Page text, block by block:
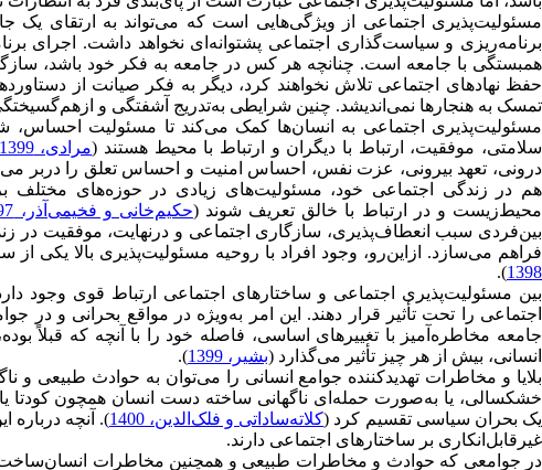
مسئولیت‌پذیری اجتماعی از ویژگی‌هایی است که می‌تواند به ارتقای یک
برنامه‌ریزی و سیاست‌گذاری اجتماعی پشتوانه‌ای نخواهد داشت. اجرای
همبستگی با جامعه است. چنانچه هر کس در جامعه به فکر خود باشد،
حفظ نهادهای اجتماعی تلاش نخواهند کرد، دیگر به فکر صیانت از
تمسک به هنجارها نمی‌اندیشد. چنین شرایطی به‌تدریج آشفتگی و
مسئولیت‌پذیری اجتماعی به انسان‌ها کمک می‌کند تا مسئولیت احساس،
سلامتی، موفقیت، ارتباط با دیگران و ارتباط با محیط هستند (مرادی، 1399
درونی، تعهد بیرونی، عزت نفس، احساس امنیت و احساس تعلق را دربر
هم در زندگی اجتماعی خود، مسئولیت‌های زیادی در حوزه‌های مختلف بر
محیط‌زیست و در ارتباط با خالق تعریف شوند (حکیم‌خانی و فخیمی‌آذر، 1397
بین‌فردی سبب انعطاف‌پذیری، سازگاری اجتماعی و درنهایت، موفقیت در
فراهم می‌سازد. ازاین‌رو، وجود افراد با روحیه مسئولیت‌پذیری بالا یکی
1398
).
بین مسئولیت‌پذیری اجتماعی و ساختارهای اجتماعی ارتباط قوی وجود
اجتماعی را تحت تأثیر قرار دهند. این امر به‌ویژه در مواقع بحرانی و
جامعه مخاطره‌آمیز با تغییرهای اساسی، فاصله خود را با آنچه که قبلاً
انسانی، بیش از هر چیز تأثیر می‌گذارد (بشیر، 1399
).
بلایا و مخاطرات تهدید‌کننده جوامع انسانی را می‌توان به حوادث
خشکسالی، یا به‌صورت حمله‌ای ناگهانی ساخته دست انسان همچون کودتا
یک بحران سیاسی تقسیم کرد (کلاته‌ساداتی و فلک‌الدین، 1400
). آنچه
غیرقابل‌انکاری بر ساختارهای اجتماعی دارند.
در جوامعی که حوادث و مخاطرات طبیعی و همچنین مخاطرات انسان‌ساخت،